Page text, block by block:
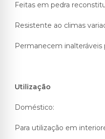
Feitas em pedra
Resistente ao climas
Permanecem inalteráveis
Utilização
Doméstico:
Para utilização em